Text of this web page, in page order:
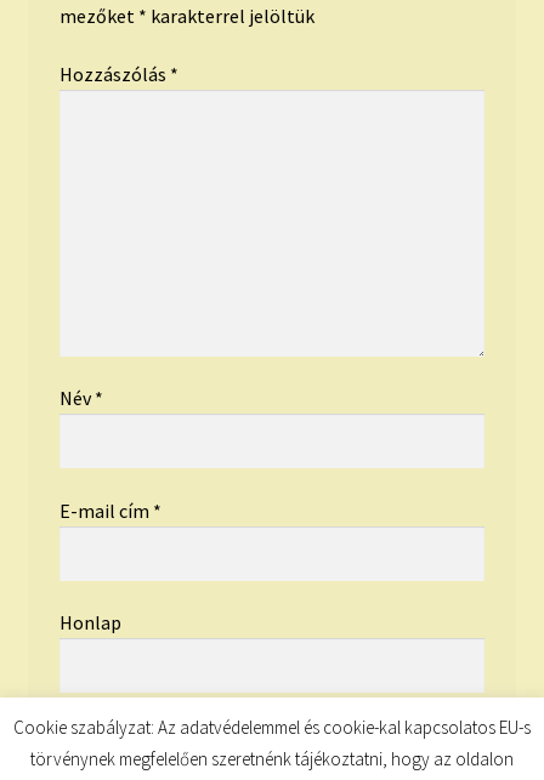
mezőket * karakterrel jelöltük
Hozzászólás *
Név*
E-mail cím *
Honlap
Cookie szabályzat: Az adatvédelemmel és cookie-kal kapcsolatos EU-s
törvénynek megfelelően szeretnénk tájékoztatni, hogy az oldalon